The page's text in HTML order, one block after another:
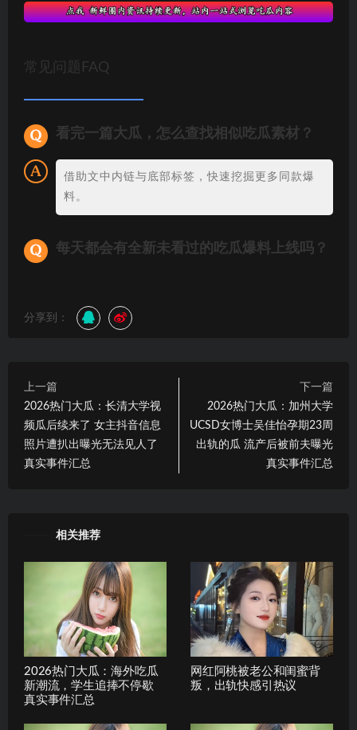
常见问题FAQ
看完一篇大瓜，怎么查找相似吃瓜素材？
借助文中内链与底部标签，快速挖掘更多同款爆
料。
每天都会有全新未看过的吃瓜爆料上线吗？
分享到：
上一篇
2026热门大瓜：长清大学视
频瓜后续来了 女主抖音信息
照片遭扒出曝光无法见人了
真实事件汇总
下一篇
2026热门大瓜：加州大学
UCSD女博士吴佳怡孕期23周
出轨的瓜 流产后被前夫曝光
真实事件汇总
相关推荐
2026热门大瓜：海外吃瓜
新潮流，学生追捧不停歇
真实事件汇总
网红阿桃被老公和闺蜜背
叛，出轨快感引热议